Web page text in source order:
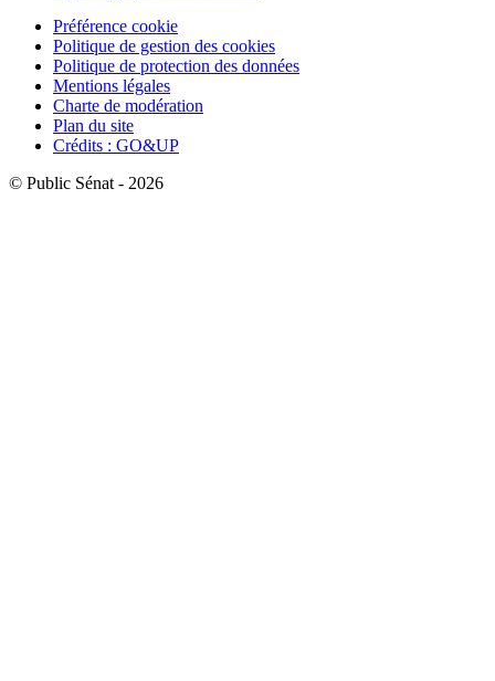
Préférence cookie
Politique de gestion des cookies
Politique de protection des données
Mentions légales
Charte de modération
Plan du site
Crédits : GO&UP
© Public Sénat - 2026